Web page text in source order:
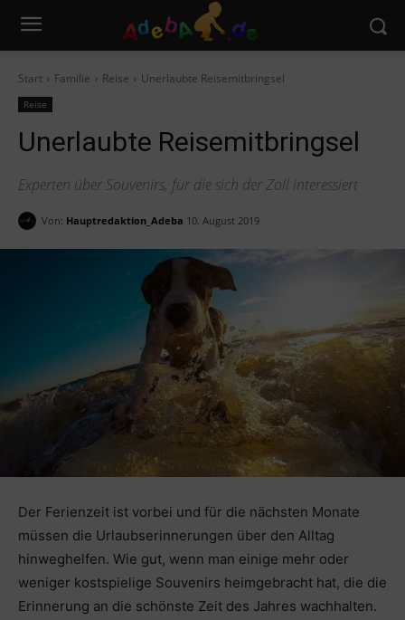
Start Familie Reise Unerlaubte Reisemitbringsel
Reise
Unerlaubte Reisemitbringsel
Experten über Souvenirs, für die sich der Zoll interessiert
Von: Hauptredaktion_Adeba 10. August 2019
Der Ferienzeit ist vorbei und für die nächsten Monate
müssen die Urlaubserinnerungen über den Alltag
hinweghelfen. Wie gut, wenn man einige mehr oder
weniger kostspielige Souvenirs heimgebracht hat, die die
Erinnerung an die schönste Zeit des Jahres wachhalten.